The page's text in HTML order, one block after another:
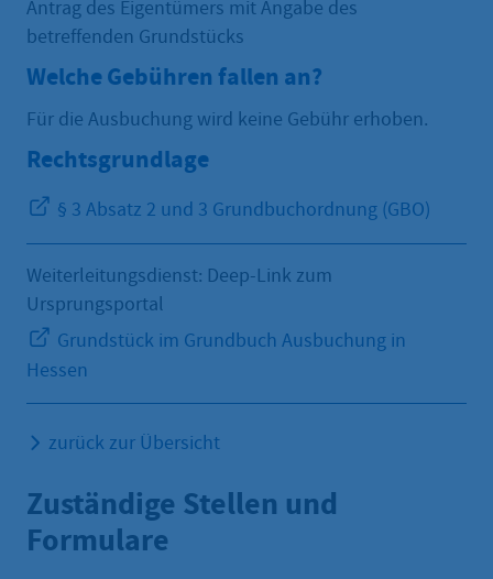
Antrag des Eigentümers mit Angabe des
betreffenden Grundstücks
Welche Gebühren fallen an?
Für die Ausbuchung wird keine Gebühr erhoben.
Rechtsgrundlage
§ 3 Absatz 2 und 3 Grundbuchordnung (GBO)
Weiterleitungsdienst: Deep-Link zum
Ursprungsportal
Grundstück im Grundbuch Ausbuchung in
Hessen
zurück zur Übersicht
Zuständige Stellen und
Formulare